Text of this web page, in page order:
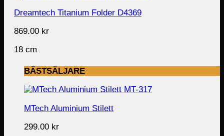
Dreamtech Titanium Folder D4369
869.00 kr
18 cm
BÄSTSÄLJARE
MTech Aluminium Stilett
299.00 kr